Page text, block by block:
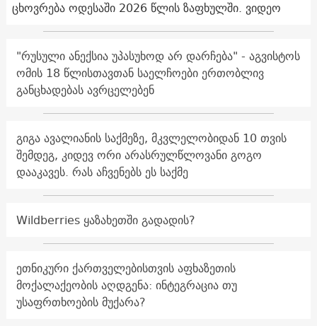
ცხოვრება ოდესაში 2026 წლის ზაფხულში. ვიდეო
"რუსული ანექსია უპასუხოდ არ დარჩება" - აგვისტოს
ომის 18 წლისთავთან საელჩოები ერთობლივ
განცხადებას ავრცელებენ
გიგა ავალიანის საქმეზე, მკვლელობიდან 10 თვის
შემდეგ, კიდევ ორი არასრულწლოვანი გოგო
დააკავეს. რას აჩვენებს ეს საქმე
Wildberries ყაზახეთში გადადის?
ეთნიკური ქართველებისთვის აფხაზეთის
მოქალაქეობის აღდგენა: ინტეგრაცია თუ
უსაფრთხოების მუქარა?